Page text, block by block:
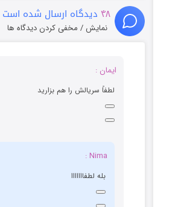
۴۸ دیدگاه ارسال شده است
نمایش / مخفی کردن دیدگاه ها
ایمان :
لطفاً سریالش را هم بزارید
Nima :
بله لطفااااااا